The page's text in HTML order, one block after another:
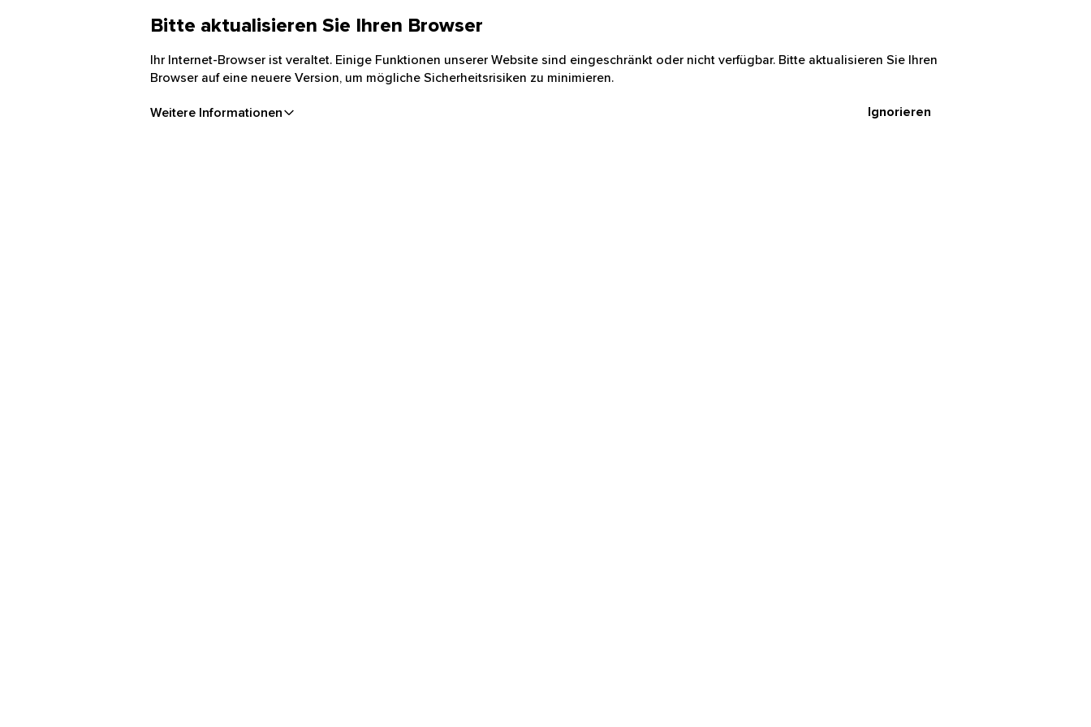
Bitte aktualisieren Sie Ihren Browser
Ihr Internet-Browser ist veraltet. Einige Funktionen unserer Website sind eingeschränkt oder nicht verfügbar. Bitte aktualisieren Sie Ihren
Browser auf eine neuere Version, um mögliche Sicherheitsrisiken zu minimieren.
Weitere Informationen Ignorieren